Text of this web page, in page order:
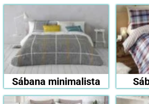
Sábana minimalista